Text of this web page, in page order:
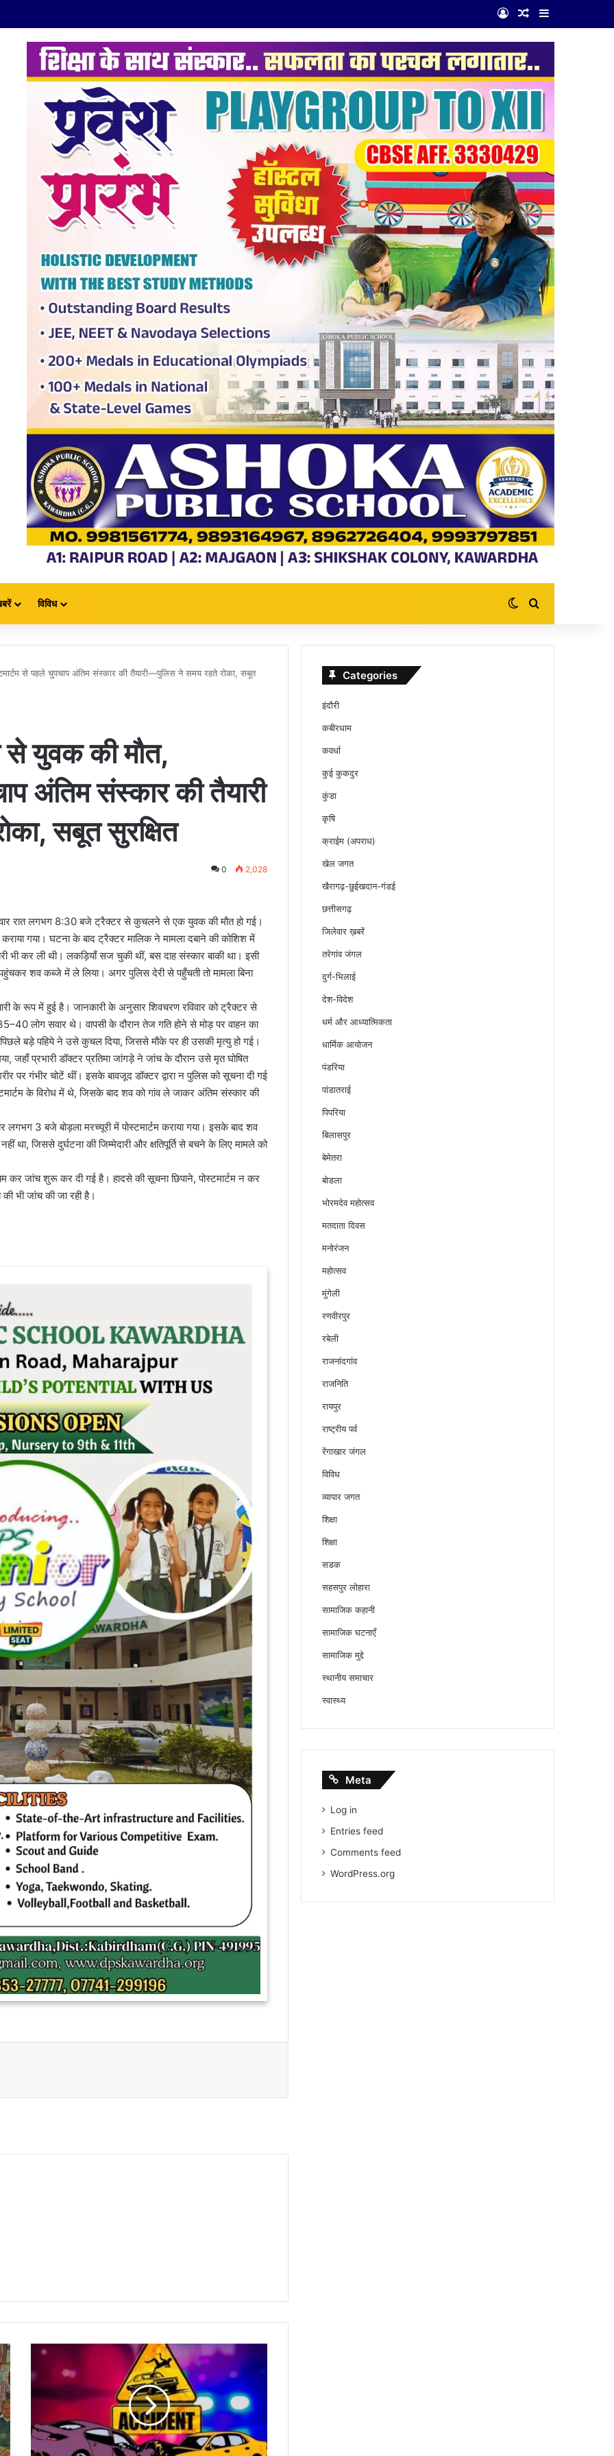
Log InRandom Article
Sidebar
विविध Switch skin
Search for
से पहले चुपचाप अंतिम संस्कार की तैयारी—पुलिस ने समय रहते रोका, सबूत
युवक की मौत,
अंतिम संस्कार की तैयारी
सबूत सुरक्षित
0 2,028
रात लगभग 8:30 बजे ट्रैक्टर से कुचलने से एक युवक की मौत हो गई।
गया। घटना के बाद ट्रैक्टर मालिक ने मामला दबाने की कोशिश में
भी कर ली थी। लकड़ियाँ सज चुकी थीं, बस दाह संस्कार बाकी था। इसी
शव कब्जे में ले लिया। अगर पुलिस देरी से पहुँचती तो मामला बिना
के रूप में हुई है। जानकारी के अनुसार शिवचरण रविवार को ट्रैक्टर से
लोग सवार थे। वापसी के दौरान तेज गति होने से मोड़ पर वाहन का
बड़े पहिये ने उसे कुचल दिया, जिससे मौके पर ही उसकी मृत्यु हो गई।
जहाँ प्रभारी डॉक्टर प्रतिमा जांगड़े ने जांच के दौरान उसे मृत घोषित
गंभीर चोटें थीं। इसके बावजूद डॉक्टर द्वारा न पुलिस को सूचना दी गई
के विरोध में थे, जिसके बाद शव को गांव ले जाकर अंतिम संस्कार की
3 बजे बोड़ला मरच्यूरी में पोस्टमार्टम कराया गया। इसके बाद शव
था, जिससे दुर्घटना की जिम्मेदारी और क्षतिपूर्ति से बचने के लिए मामले को
कर जांच शुरू कर दी गई है। हादसे की सूचना छिपाने, पोस्टमार्टम न कर
भी जांच की जा रही है।
अंधेरा
मौत
हाईवा
से
टकराने
Categories
इंदौरी
कबीरधाम
कवर्धा
कुई कुकदुर
कुंडा
कृषि
क्राईम (अपराध)
खेल जगत
खैरागढ़-छुईखदान-गंडई
छत्तीसगढ़
जिलेवार ख़बरें
तरेगांव जंगल
दुर्ग-भिलाई
देश-विदेश
धर्म और आध्यात्मिकता
धार्मिक आयोजन
पंडरिया
पांडातराई
पिपरिया
बिलासपुर
बेमेतरा
बोडला
भोरमदेव महोत्सव
मतदाता दिवस
मनोरंजन
महोत्सव
मुंगेली
रणवीरपुर
रबेली
राजनांदगांव
राजनिति
रायपुर
राष्ट्रीय पर्व
रेंगाखार जंगल
विविध
व्यापार जगत
शिक्षा
शिक्षा
सडक
सहसपुर लोहारा
सामाजिक कहानी
सामाजिक घटनाएँ
सामाजिक मुद्दे
स्थानीय समाचार
स्वास्थ्य
Meta
Log in
Entries feed
Comments feed
WordPress.org